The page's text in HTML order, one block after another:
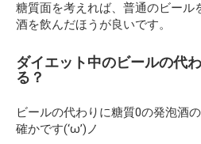
糖質面を考えれば、普通のビール
酒を飲んだほうが良いです。
ダイエット中のビールの代
る？
ビールの代わりに糖質0の発泡酒
確かです(‘ω’)ノ